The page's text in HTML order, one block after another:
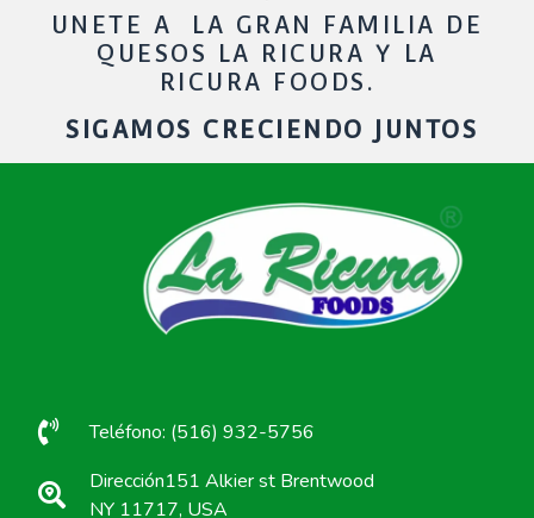
UNETE A LA GRAN FAMILIA DE
QUESOS LA RICURA Y LA
RICURA FOODS.
SIGAMOS CRECIENDO JUNTOS
Teléfono: (516) 932-5756
Dirección151 Alkier st Brentwood
NY 11717, USA